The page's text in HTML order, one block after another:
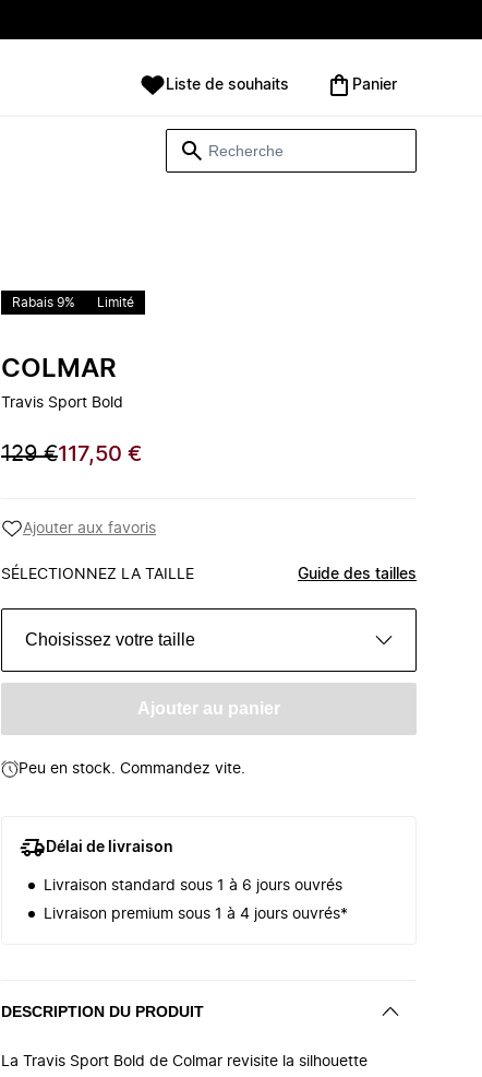
Liste de souhaits Panier
Rabais 9% Limité
COLMAR
Travis Sport Bold
129 €117,50 €
Ajouter aux favoris
SÉLECTIONNEZ LA TAILLE Guide des tailles
Choisissez votre taille
Ajouter au panier
Peu en stock. Commandez vite.
Délai de livraison
Livraison standard sous 1 à 6 jours ouvrés
Livraison premium sous 1 à 4 jours ouvrés*
DESCRIPTION DU PRODUIT
La Travis Sport Bold de Colmar revisite la silhouette